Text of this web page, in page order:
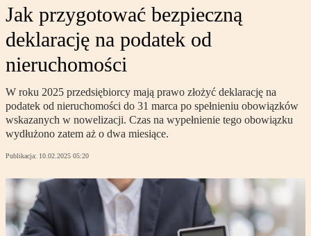
Jak przygotować bezpieczną
deklarację na podatek od
nieruchomości
W roku 2025 przedsiębiorcy mają prawo złożyć deklarację na
podatek od nieruchomości do 31 marca po spełnieniu obowiązków
wskazanych w nowelizacji. Czas na wypełnienie tego obowiązku
wydłużono zatem aż o dwa miesiące.
Publikacja: 10.02.2025 05:20